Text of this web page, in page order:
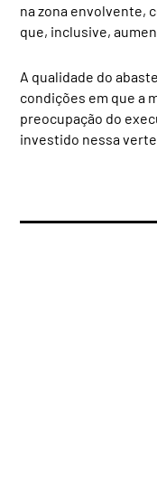
na zona envolvente,
que, inclusive,
A qualidade do
condições em que a
preocupação do
investido nessa